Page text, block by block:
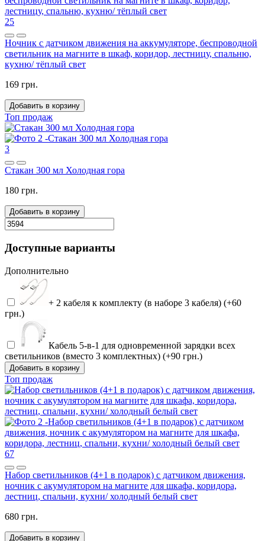
25
Ночник с датчиком движения на аккумуляторе, беспроводной
светильник на магните в шкаф, коридор, лестницу, спальню,
кухню/ тёплый свет
169 грн.
Добавить в корзину
Топ продаж
3
Стакан 300 мл Холодная гора
180 грн.
Добавить в корзину
Доступные варианты
Дополнительно
+ 2 кабеля к комплекту (в наборе 3 кабеля) (+60
грн.)
Кабель 5-в-1 для одновременной зарядки всех
светильников (вместо 3 комплектных) (+90 грн.)
Добавить в корзину
Топ продаж
67
Набор светильников (4+1 в подарок) с датчиком движения,
ночник с акумулятором на магните для шкафа, коридора,
лестниц, спальни, кухни/ холодный белый свет
680 грн.
Добавить в корзину